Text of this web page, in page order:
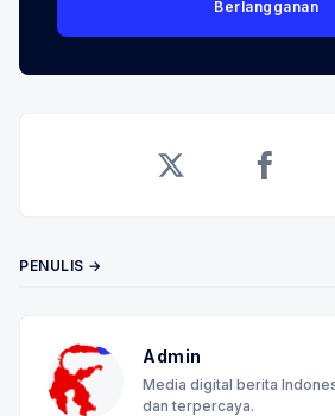
Berlangganan
PENULIS →
Admin
Media digital berita
dan terpercaya.